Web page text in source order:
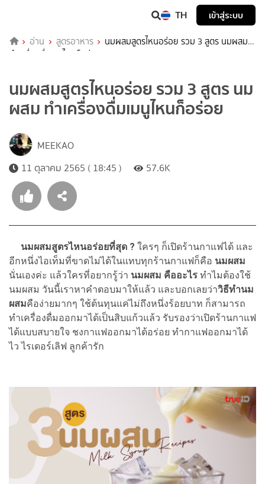
TH เข้าสู่ระบบ
อ่าน สูตรอาหาร
นมผสมสูตรไหนอร่อย รวม 3 สูตร นมผสม
ทำเครื่องดื่มเมนูไหนก็อร่อย
นมผสมสูตรไหนอร่อย รวม 3 สูตร นม
ผสม ทำเครื่องดื่มเมนูไหนก็อร่อย
MEEKAO
11 ตุลาคม 2565 ( 18:45 )
57.6K
นมผสมสูตรไหนอร่อยที่สุด ? ใครๆ ก็เปิดร้านกาแฟได้ และ
อีกหนึ่งไอเท็มที่ขาดไม่ได้ในแทบทุกร้านกาแฟก็คือ นมผสม
นั่นเองค่ะ แล้วใครที่อยากรู้ว่า นมผสม คืออะไร ทำไมต้องใช้
นมผสม วันนี้เราหาคำตอบมาให้แล้ว และบอกเลยว่าวิธีทำนม
ผสมคือง่ายมากๆ ใช้ต้นทุนแค่ไม่ถึงหนึ่งร้อยบาท ก็สามารถ
ทำเครื่องดื่มออกมาได้เป็นสิบแก้วแล้ว รับรองว่าเปิดร้านกาแฟ
ได้แบบสบายใจ ชงกาแฟออกมาได้อร่อย ทำกาแฟออกมาได้
ไว ไรเดอร์เลิฟ ลูกค้ารัก